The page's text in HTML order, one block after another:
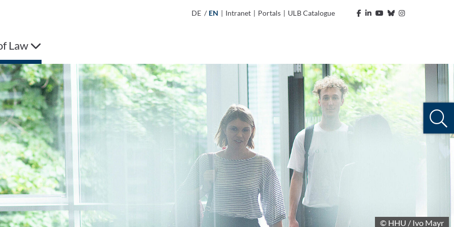
DE / EN | Intranet | Portals | ULB Catalogue
Law
© HHU / Ivo Mayr